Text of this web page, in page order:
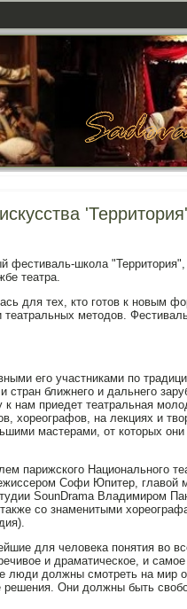
фестиваль-школа
театра.
для тех, кто готов к новым
методов.
его участниками по
стран ближнего и дальнего
нам приедет театральная
хореографов, на лекциях и
мастерами, от которых они
парижского Национального
Софи Юпитер, главой
SounDrama Владимиром
со знаменитыми
для человека понятия во
и драматическое, и
люди должны смотреть на мир
решения. Они должны быть